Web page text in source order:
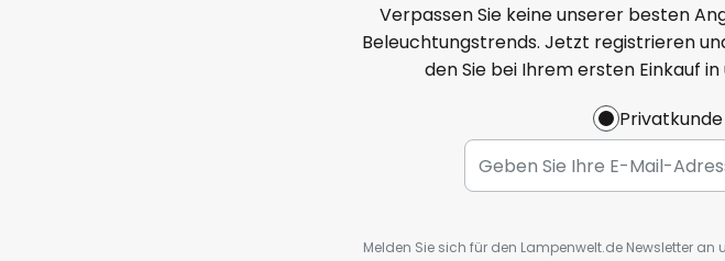
Verpassen Sie keine unserer besten
Beleuchtungstrends. Jetzt registrieren
den Sie bei Ihrem ersten Einkauf
Privatkunde
Melden Sie sich für den Lampenwelt.de Newsletter